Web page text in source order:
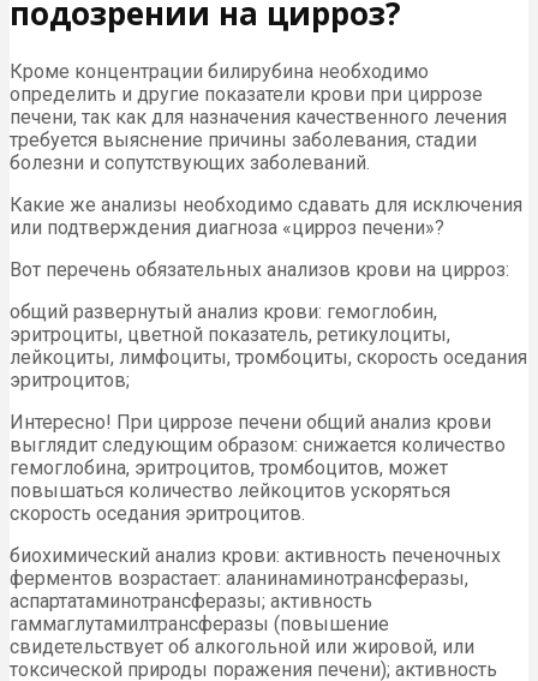
подозрении на цирроз?
Кроме концентрации билирубина необходимо
определить и другие показатели крови при циррозе
печени, так как для назначения качественного лечения
требуется выяснение причины заболевания, стадии
болезни и сопутствующих заболеваний.
Какие же анализы необходимо сдавать для исключения
или подтверждения диагноза «цирроз печени»?
Вот перечень обязательных анализов крови на цирроз:
общий развернутый анализ крови: гемоглобин,
эритроциты, цветной показатель, ретикулоциты,
лейкоциты, лимфоциты, тромбоциты, скорость оседания
эритроцитов;
Интересно! При циррозе печени общий анализ крови
выглядит следующим образом: снижается количество
гемоглобина, эритроцитов, тромбоцитов, может
повышаться количество лейкоцитов ускоряться
скорость оседания эритроцитов.
биохимический анализ крови: активность печеночных
ферментов возрастает: аланинаминотрансферазы,
аспартатаминотрансферазы; активность
гаммаглутамилтрансферазы (повышение
свидетельствует об алкогольной или жировой, или
токсической природы поражения печени); активность